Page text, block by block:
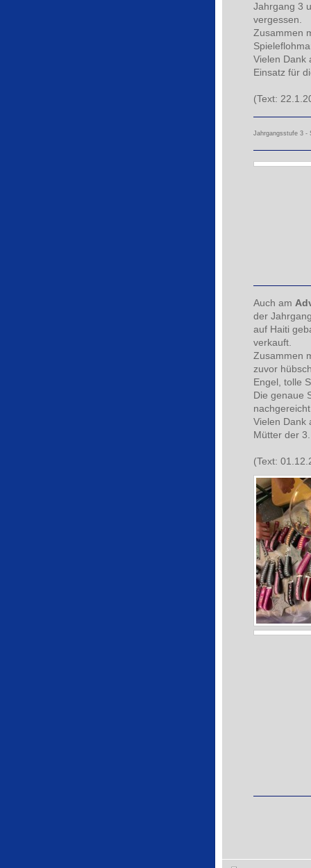
Jahrgang 3
vergessen.
Zusammen
Vielen Dank
Einsatz für
(Text:
Jahrgangsstufe 3 -
Auch am
der
auf Haiti
verkauft.
Zusammen
zuvor
Engel, tolle
Die genaue
Vielen Dank
Mütter der
(Text: